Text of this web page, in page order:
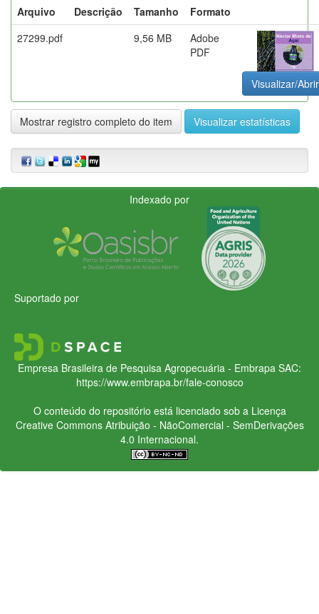
Arquivo
Descrição Tamanho
Formato
27299.pdf
9,56 MB
Adobe
PDF
Visualizar/Abrir
Mostrar registro completo do item Visualizar estatísticas
Indexado por
Suportado por
Empresa Brasileira de Pesquisa Agropecuária - Embrapa SAC:
https://www.embrapa.br/fale-conosco
O conteúdo do repositório está licenciado sob a Licença
Creative CommonsAtribuição - NãoComercial - SemDerivações
4.0 Internacional.